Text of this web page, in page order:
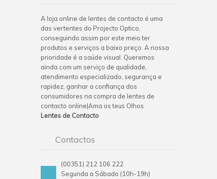
A loja online de lentes de contacto é uma
das vertentes do Projecto Optico,
conseguindo assim por este meio ter
produtos e serviços a baixo preço. A nossa
prioridade é a saúde visual. Queremos
ainda com um serviço de qualidade,
atendimento especializado, segurança e
rapidez, ganhar a confiança dos
consumidores na compra de lentes de
contacto online|Ama os teus Olhos
Lentes de Contacto
Contactos
(00351) 212 106 222
Segunda a Sábado (10h-19h)